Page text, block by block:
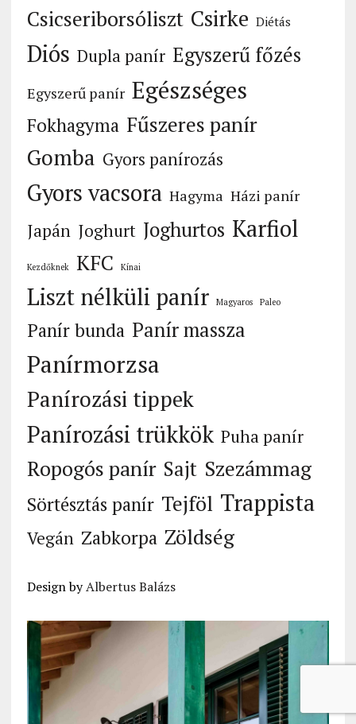
Csicseriborsóliszt Csirke Diétás
Diós Dupla panír Egyszerű főzés
Egyszerű panír Egészséges
Fokhagyma Fűszeres panír
Gomba Gyors panírozás
Gyors vacsora Hagyma Házi panír
Japán Joghurt Joghurtos Karfiol
Kezdőknek KFC Kínai
Liszt nélküli panír Magyaros Paleo
Panír bunda Panír massza
Panírmorzsa
Panírozási tippek
Panírozási trükkök Puha panír
Ropogós panír Sajt Szezámmag
Sörtésztás panír Tejföl Trappista
Vegán Zabkorpa Zöldség
Design byAlbertus Balázs